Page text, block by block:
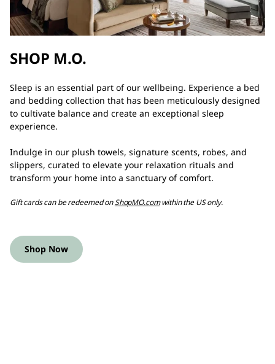
SHOP M.O.
Sleep is an essential part of our wellbeing. Experience a bed
and bedding collection that has been meticulously designed
to cultivate balance and create an exceptional sleep
experience.
Indulge in our plush towels, signature scents, robes, and
slippers, curated to elevate your relaxation rituals and
transform your home into a sanctuary of comfort.
Gift cards can be redeemed onShopMO.comwithin the US only.
Shop Now